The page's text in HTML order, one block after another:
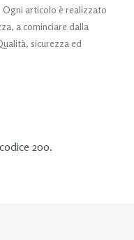
Ogni articolo è realizzato
a cominciare dalla
sicurezza ed
200.